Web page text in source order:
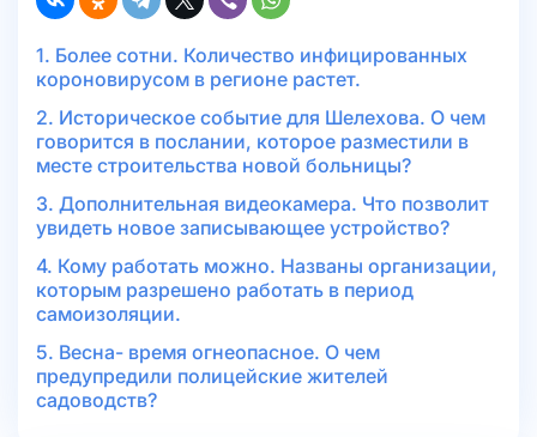
1. Более сотни. Количество инфицированных
короновирусом в регионе растет.
2. Историческое событие для Шелехова. О чем
говорится в послании, которое разместили в
месте строительства новой больницы?
3. Дополнительная видеокамера. Что позволит
увидеть новое записывающее устройство?
4. Кому работать можно. Названы организации,
которым разрешено работать в период
самоизоляции.
5. Весна- время огнеопасное. О чем
предупредили полицейские жителей
садоводств?